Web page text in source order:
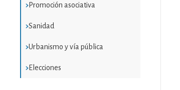
Promoción asociativa
Sanidad
Urbanismo y vía pública
Elecciones